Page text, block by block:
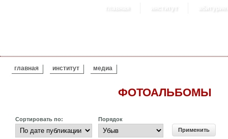
главная институт
ВЫ ЗДЕСЬ
главная институт медиа
ФОТОАЛЬБОМЫ
Сортировать по: Порядок